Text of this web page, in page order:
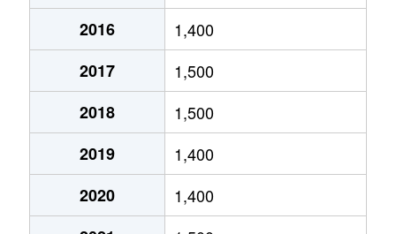
大字笹井
2,500万円 仏子
徒歩
笹井
2,200万円 入間市
徒歩
笹井
200万円 入間市
徒歩
笹井
250万円 入間市
徒歩
狭山
4,900万円 狭山市
徒歩
狭山
3,500万円 狭山市
徒歩
2016
1,400
2017
1,500
2018
1,500
2019
1,400
2020
1,400